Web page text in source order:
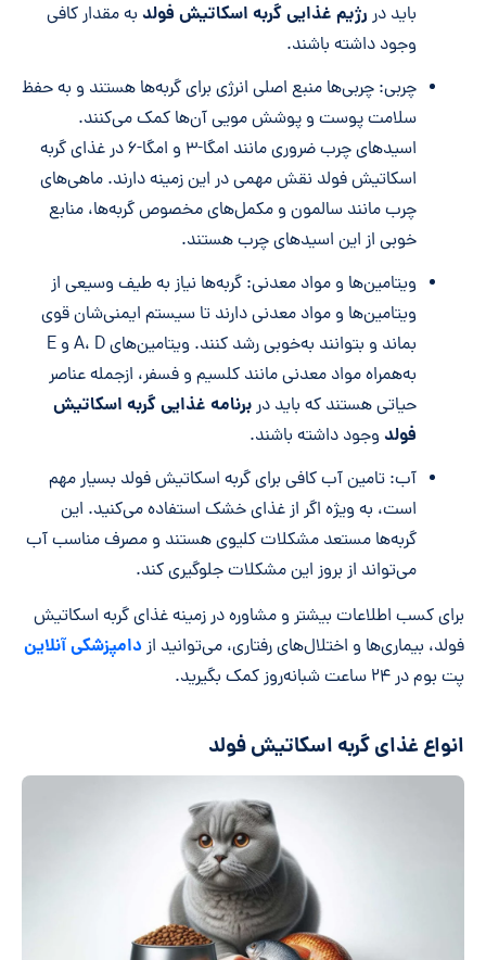
باید در رژیم غذایی گربه اسکاتیش فولد به مقدار کافی
وجود داشته باشند.
چربی: چربی‌ها منبع اصلی انرژی برای گربه‌ها هستند و به حفظ
سلامت پوست و پوشش مویی آن‌ها کمک می‌کنند.
اسیدهای چرب ضروری مانند امگا-۳ و امگا-۶ در غذای گربه
اسکاتیش فولد نقش مهمی در این زمینه دارند. ماهی‌های
چرب مانند سالمون و مکمل‌های مخصوص گربه‌ها، منابع
خوبی از این اسیدهای چرب هستند.
ویتامین‌ها و مواد معدنی: گربه‌ها نیاز به طیف وسیعی از
ویتامین‌ها و مواد معدنی دارند تا سیستم ایمنی‌شان قوی
بماند و بتوانند به‌خوبی رشد کنند. ویتامین‌های A، D و E
به‌همراه مواد معدنی مانند کلسیم و فسفر، ازجمله عناصر
حیاتی هستند که باید دربرنامه غذایی گربه اسکاتیش
فولد وجود داشته باشند.
آب: تامین آب کافی برای گربه اسکاتیش فولد بسیار مهم
است، به ویژه اگر از غذای خشک استفاده می‌کنید. این
گربه‌ها مستعد مشکلات کلیوی هستند و مصرف مناسب آب
می‌تواند از بروز این مشکلات جلوگیری کند.
برای کسب اطلاعات بیشتر و مشاوره در زمینه غذای گربه اسکاتیش
فولد، بیماری‌ها و اختلال‌های رفتاری، می‌توانید از دامپزشکی آنلاین
پت بوم در ۲۴ ساعت شبانه‌روز کمک بگیرید.
انواع غذای گربه‌ اسکاتیش فولد